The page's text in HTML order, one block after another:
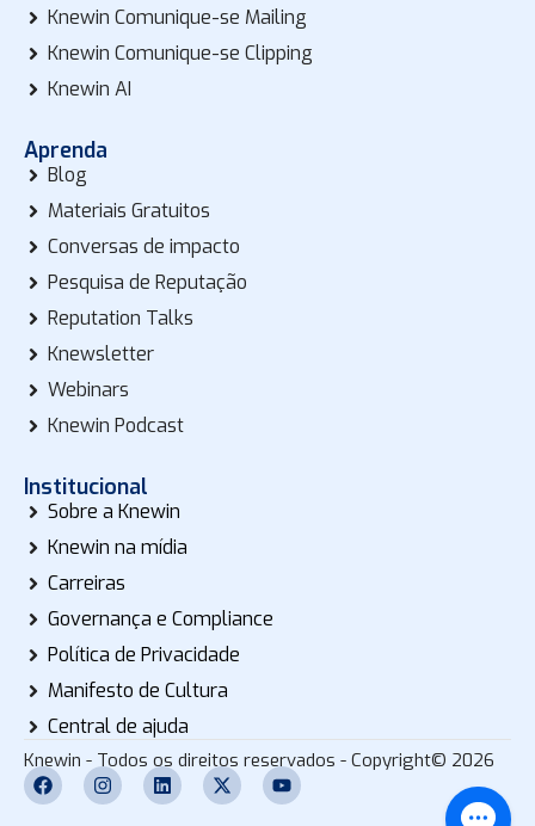
Knewin Comunique-se Mailing
Knewin Comunique-se Clipping
Knewin AI
Aprenda
Blog
Materiais Gratuitos
Conversas de impacto
Pesquisa de Reputação
Reputation Talks
Knewsletter
Webinars
Knewin Podcast
Institucional
Sobre a Knewin
Knewin na mídia
Carreiras
Governança e Compliance
Política de Privacidade
Manifesto de Cultura
Central de ajuda
Knewin - Todos os direitos reservados - Copyright© 2026